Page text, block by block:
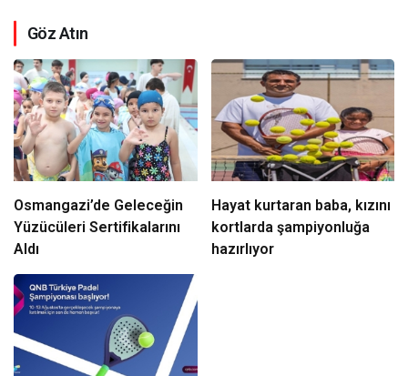
Göz Atın
Osmangazi’de Geleceğin
Yüzücüleri Sertifikalarını
Aldı
Hayat kurtaran baba, kızını
kortlarda şampiyonluğa
hazırlıyor